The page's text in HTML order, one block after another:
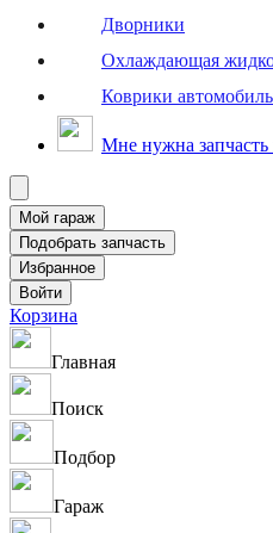
Дворники
Охлаждающая
Коврики
Мне нужна
Корзина
Главная
Поиск
Подбор
Гараж